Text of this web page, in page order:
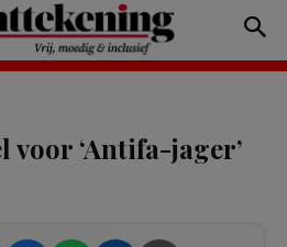
voor ‘Antifa-jager’